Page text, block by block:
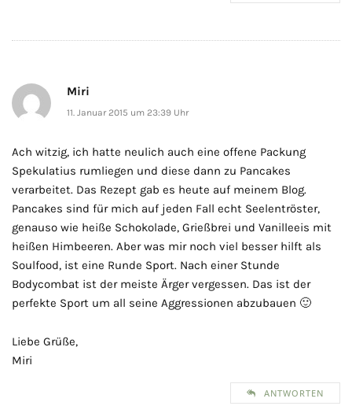
Miri
11. Januar 2015 um 23:39 Uhr
Ach witzig, ich hatte neulich auch eine offene Packung
Spekulatius rumliegen und diese dann zu Pancakes
verarbeitet. Das Rezept gab es heute auf meinem Blog.
Pancakes sind für mich auf jeden Fall echt Seelentröster,
genauso wie heiße Schokolade, Grießbrei und Vanilleeis mit
heißen Himbeeren. Aber was mir noch viel besser hilft als
Soulfood, ist eine Runde Sport. Nach einer Stunde
Bodycombat ist der meiste Ärger vergessen. Das ist der
perfekte Sport um all seine Aggressionen abzubauen 🙂
Liebe Grüße,
Miri
ANTWORTEN